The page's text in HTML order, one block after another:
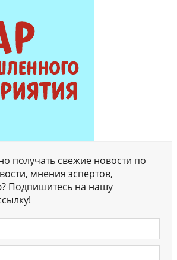
получать свежие новости по
мнения эспертов,
Подпишитесь на нашу